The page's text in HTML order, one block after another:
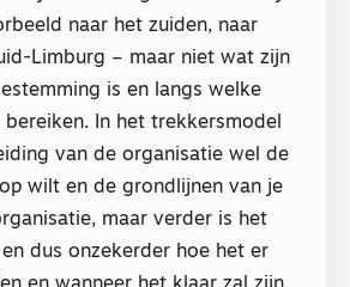
naar het zuiden, naar
Limburg – maar niet wat zijn
is en langs welke
In het trekkersmodel
van de organisatie wel de
wilt en de grondlijnen van je
maar verder is het
dus onzekerder hoe het er